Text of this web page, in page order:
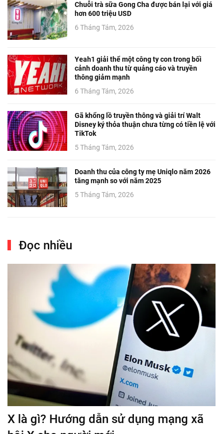
Chuỗi trà sữa Gong Cha được bán lại với giá
hơn 600 triệu USD
6 Tháng Tám, 2026
Yeah1 giải thể một công ty con trong bối
cảnh doanh thu từ quảng cáo và truyền
thông giảm mạnh
6 Tháng Tám, 2026
Gã khổng lồ truyền thông và giải trí Walt
Disney ký thỏa thuận chưa từng có tiền lệ với
TikTok
5 Tháng Tám, 2026
Doanh thu của công ty mẹ Uniqlo năm 2026
tăng mạnh so với năm 2025
5 Tháng Tám, 2026
Đọc nhiều
X là gì? Hướng dẫn sử dụng mạng xã